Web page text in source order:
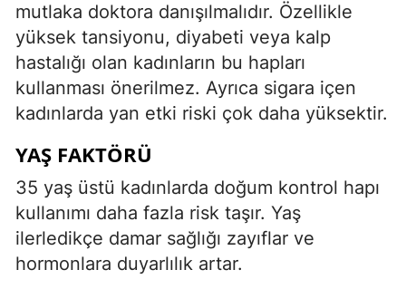
mutlaka doktora danışılmalıdır. Özellikle
yüksek tansiyonu, diyabeti veya kalp
hastalığı olan kadınların bu hapları
kullanması önerilmez. Ayrıca sigara içen
kadınlarda yan etki riski çok daha yüksektir.
YAŞ FAKTÖRÜ
35 yaş üstü kadınlarda doğum kontrol hapı
kullanımı daha fazla risk taşır. Yaş
ilerledikçe damar sağlığı zayıflar ve
hormonlara duyarlılık artar.